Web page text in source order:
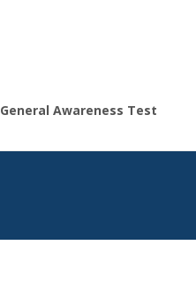
General Awareness Test